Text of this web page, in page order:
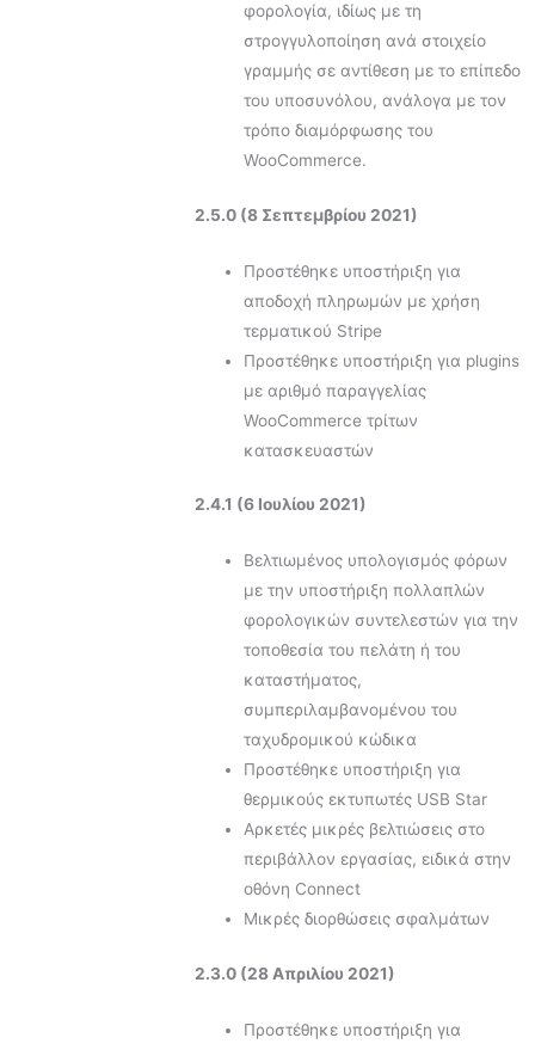
φορολογία, ιδίως με τη
στρογγυλοποίηση ανά στοιχείο
γραμμής σε αντίθεση με το επίπεδο
του υποσυνόλου, ανάλογα με τον
τρόπο διαμόρφωσης του
WooCommerce.
2.5.0 (8 Σεπτεμβρίου 2021)
Προστέθηκε υποστήριξη για
αποδοχή πληρωμών με χρήση
τερματικού Stripe
Προστέθηκε υποστήριξη για plugins
με αριθμό παραγγελίας
WooCommerce τρίτων
κατασκευαστών
2.4.1 (6 Ιουλίου 2021)
Βελτιωμένος υπολογισμός φόρων
με την υποστήριξη πολλαπλών
φορολογικών συντελεστών για την
τοποθεσία του πελάτη ή του
καταστήματος,
συμπεριλαμβανομένου του
ταχυδρομικού κώδικα
Προστέθηκε υποστήριξη για
θερμικούς εκτυπωτές USB Star
Αρκετές μικρές βελτιώσεις στο
περιβάλλον εργασίας, ειδικά στην
οθόνη Connect
Μικρές διορθώσεις σφαλμάτων
2.3.0 (28 Απριλίου 2021)
Προστέθηκε υποστήριξη για